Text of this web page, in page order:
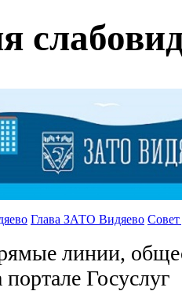
Глава ЗАТО Видяево
линии,
портале Госуслуг